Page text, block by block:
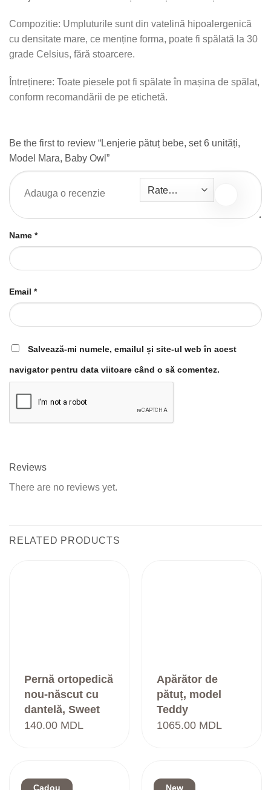
Compozitie: Umpluturile sunt din vatelină hipoalergenică
cu densitate mare, ce menține forma, poate fi spălată la 30
grade Celsius, fără stoarcere.
Întreținere: Toate piesele pot fi spălate în mașina de spălat,
conform recomandării de pe etichetă.
Be the first to review “Lenjerie pătuț bebe, set 6 unități,
Model Mara, Baby Owl”
Name *
Email *
Salvează-mi numele, emailul și site-ul web în acest
navigator pentru data viitoare când o să comentez.
Reviews
There are no reviews yet.
RELATED PRODUCTS
Pernă ortopedică
nou-născut cu
dantelă, Sweet
dreams, albastru
140.00 MDL
Apărător de
pătuț, model
Teddy
1065.00 MDL
Cadou New